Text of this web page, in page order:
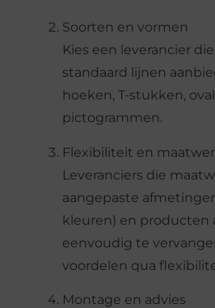
Soorten en vormen
Kies een leverancier
standaard lijnen
hoeken, T-stukken,
pictogrammen.
Flexibiliteit en
Leveranciers die
aangepaste
kleuren) en producten
eenvoudig te
voordelen qua
Montage en advies